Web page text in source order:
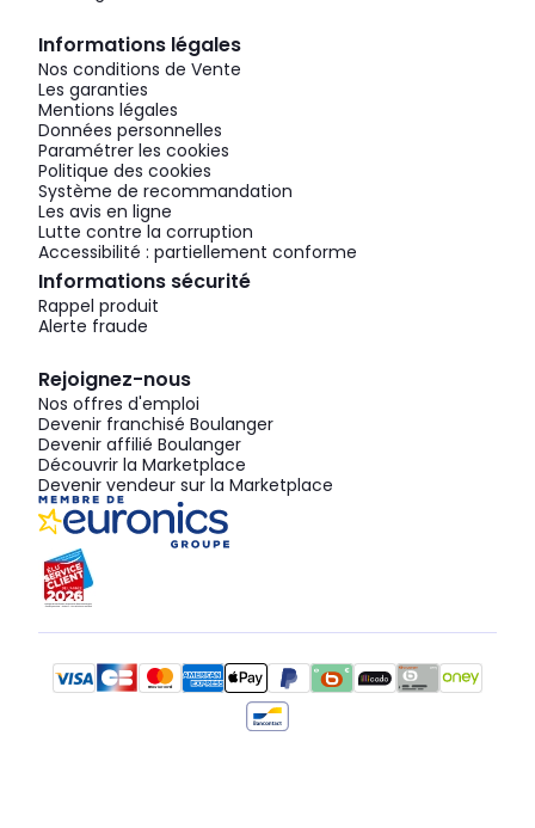
Informations légales
Nos conditions de Vente
Les garanties
Mentions légales
Données personnelles
Paramétrer les cookies
Politique des cookies
Système de recommandation
Les avis en ligne
Lutte contre la corruption
Accessibilité : partiellement conforme
Informations sécurité
Rappel produit
Alerte fraude
Rejoignez-nous
Nos offres d'emploi
Devenir franchisé Boulanger
Devenir affilié Boulanger
Découvrir la Marketplace
Devenir vendeur sur la Marketplace